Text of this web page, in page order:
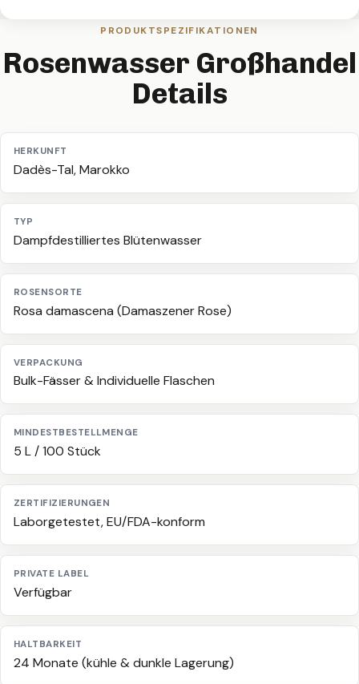
PRODUKTSPEZIFIKATIONEN
Rosenwasser Großhandel
Details
HERKUNFT
Dadès-Tal, Marokko
TYP
Dampfdestilliertes Blütenwasser
ROSENSORTE
Rosa damascena (Damaszener Rose)
VERPACKUNG
Bulk-Fässer & Individuelle Flaschen
MINDESTBESTELLMENGE
5 L / 100 Stück
ZERTIFIZIERUNGEN
Laborgetestet, EU/FDA-konform
PRIVATE LABEL
Verfügbar
HALTBARKEIT
24 Monate (kühle & dunkle Lagerung)